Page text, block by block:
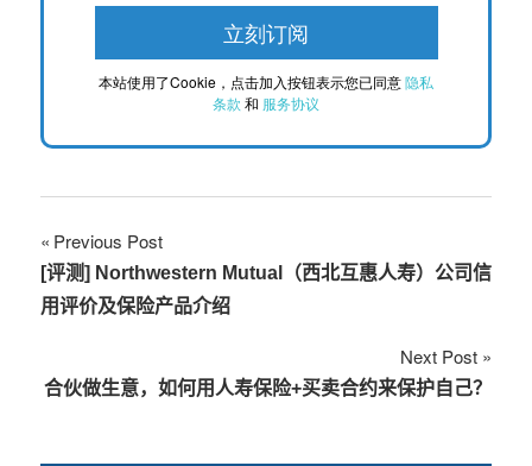
本站使用了Cookie，点击加入按钮表示您已同意隐私
条款 和 服务协议
文
章
航
Previous Post
[评测] Northwestern Mutual（西北互惠人寿）公司信
用评价及保险产品介绍
Next Post
合伙做生意，如何用人寿保险+买卖合约来保护自己？